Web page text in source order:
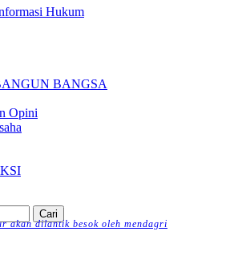
Hukum
BANGSA
Opini
akan dilantik besok oleh mendagri